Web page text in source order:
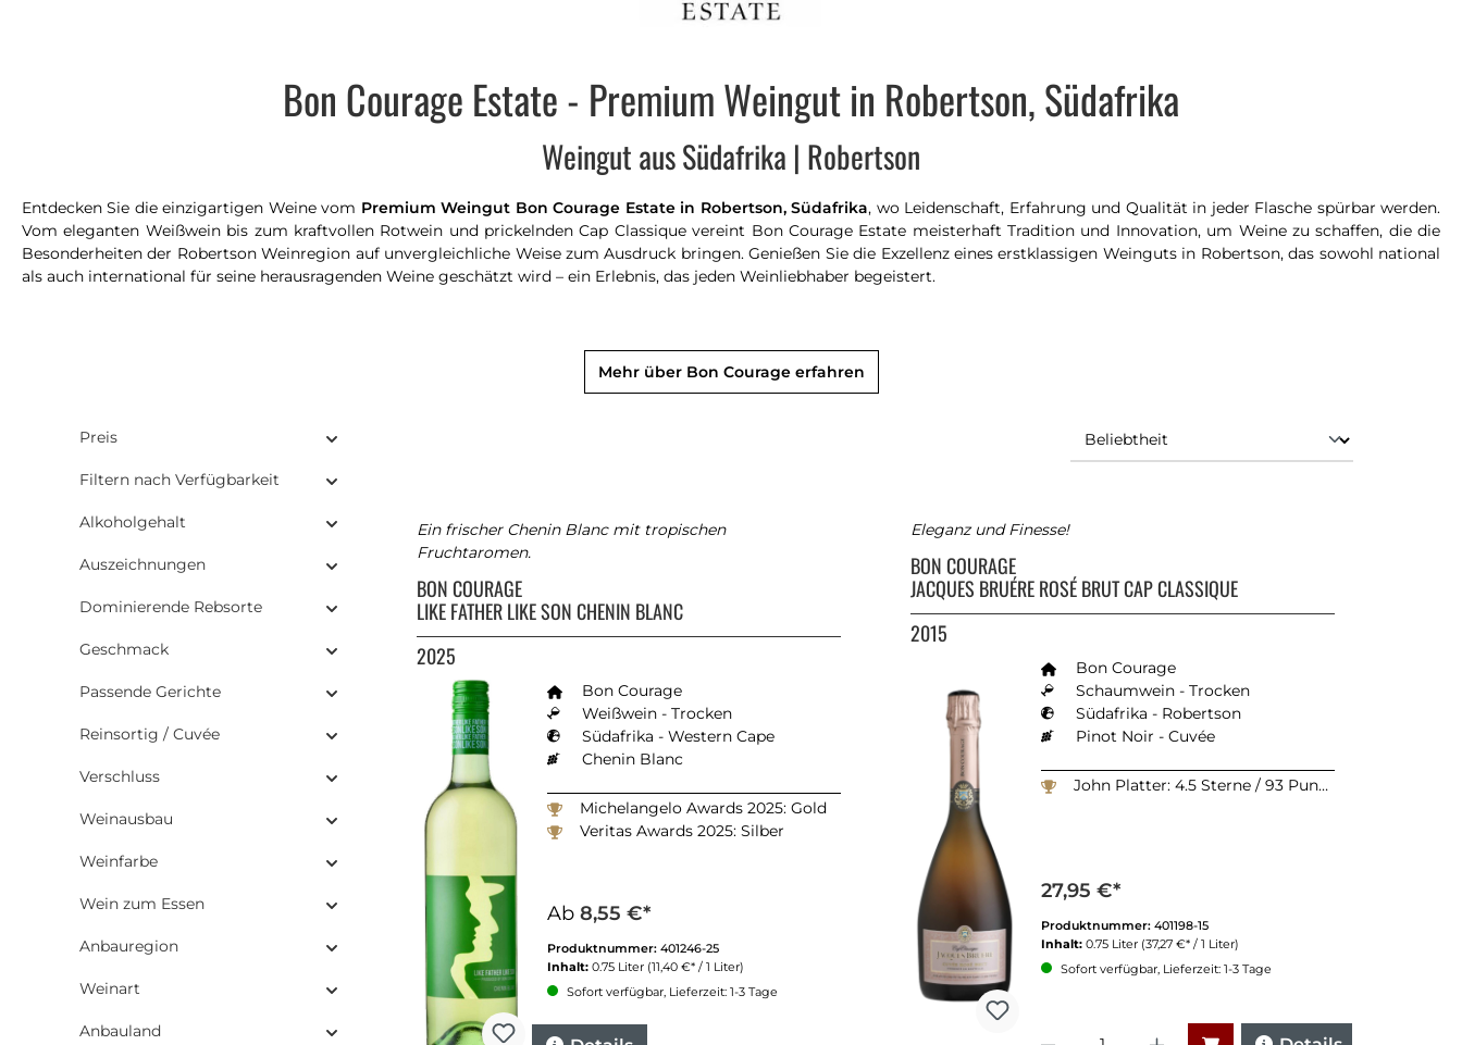
Bon Courage Estate - Premium Weingut in Robertson, Südafrika
Weingut aus Südafrika | Robertson
Entdecken Sie die einzigartigen Weine vom Premium Weingut Bon Courage Estate in Robertson, Südafrika, wo Leidenschaft, Erfahrung und Qualität in jeder Flasche spürbar werden.
Vom eleganten Weißwein bis zum kraftvollen Rotwein und prickelnden Cap Classique vereint Bon Courage Estate meisterhaft Tradition und Innovation, um Weine zu schaffen, die die
Besonderheiten der Robertson Weinregion auf unvergleichliche Weise zum Ausdruck bringen. Genießen Sie die Exzellenz eines erstklassigen Weinguts in Robertson, das sowohl national
als auch international für seine herausragenden Weine geschätzt wird – ein Erlebnis, das jeden Weinliebhaber begeistert.
Mehr über Bon Courage erfahren
Preis
Filtern nach Verfügbarkeit
Alkoholgehalt
Auszeichnungen
Dominierende Rebsorte
Geschmack
Passende Gerichte
Reinsortig / Cuvée
Verschluss
Weinausbau
Weinfarbe
Wein zum Essen
Anbauregion
Weinart
Anbauland
Ein frischer Chenin Blanc mit tropischen
Fruchtaromen.
BON COURAGE
LIKE FATHER LIKE SON CHENIN BLANC
2025
Bon Courage
Weißwein - Trocken
Südafrika - Western Cape
Chenin Blanc
Michelangelo Awards 2025: Gold
Veritas Awards 2025: Silber
Ab 8,55 €*
Produktnummer: 401246-25
Inhalt: 0.75 Liter (11,40 €* / 1 Liter)
Sofort verfügbar, Lieferzeit: 1-3 Tage
Eleganz und Finesse!
BON COURAGE
JACQUES BRUÉRE ROSÉ BRUT CAP CLASSIQUE
2015
Bon Courage
Schaumwein - Trocken
Südafrika - Robertson
Pinot Noir - Cuvée
John Platter: 4.5 Sterne / 93 Punkte
27,95 €*
Produktnummer: 401198-15
Inhalt: 0.75 Liter (37,27 €* / 1 Liter)
Sofort verfügbar, Lieferzeit: 1-3 Tage